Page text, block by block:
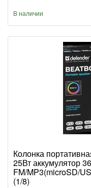
В наличии
Колонка
25Вт аккумулятор
FM/MP3(microSD/
(1/8)